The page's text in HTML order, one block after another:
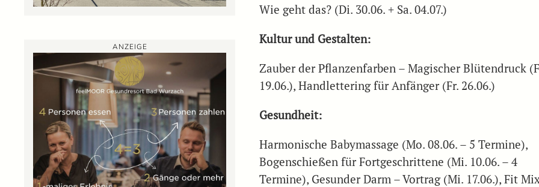
ANZEIGE
Wie geht das? (Di. 30.06. + Sa. 04.07.)
Kultur und Gestalten:
Zauber der Pflanzenfarben – Magischer Blütendruck
19.06.), Handlettering für Anfänger (Fr. 26.06.)
Gesundheit:
Harmonische Babymassage (Mo. 08.06. – 5 Termine),
Bogenschießen für Fortgeschrittene (Mi. 10.06. – 4
Termine), Gesunder Darm – Vortrag (Mi. 17.06.), Fit